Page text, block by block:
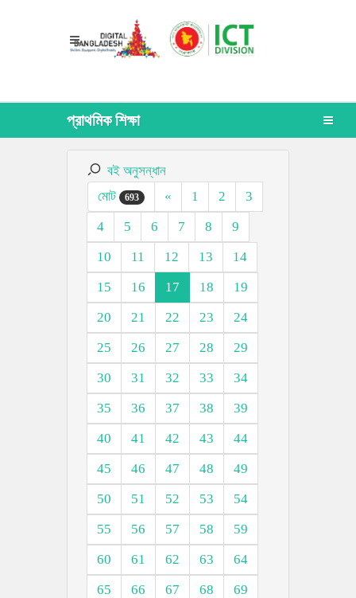
প্রাথমিক শিক্ষা
বই অনুসন্ধান
মোট
693 « 1 2
3
4
5 6 7 8
9
10
11 12 13
14
15
16 17 18
19
20
21 22 23
24
25
26 27 28
29
30
31 32 33
34
35
36 37 38
39
40
41 42 43
44
45
46 47 48
49
50
51 52 53
54
55
56 57 58
59
60
61 62 63
64
65
66 67 68
69